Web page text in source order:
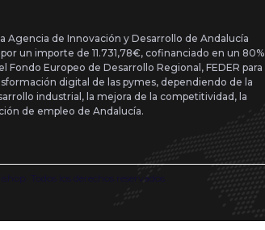
Agencia de Innovación y Desarrollo de Andalucía
un importe de 11.731,78€, cofinanciado en un 80%
Fondo Europeo de Desarrollo Regional, FEDER para
digital de las pymes, dependiendo de la
industrial, la mejora de la competitividad, la
de empleo de Andalucía.
Todos los derechos reservados